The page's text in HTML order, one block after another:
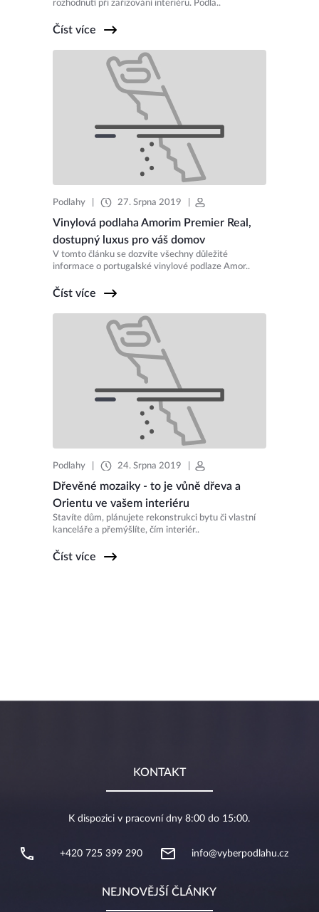
rozhodnutí při zařizování interiéru. Podla..
Číst více
Podlahy 27. Srpna 2019
Vinylová podlaha Amorim Premier Real,
dostupný luxus pro váš domov
V tomto článku se dozvíte všechny důležité
informace o portugalské vinylové podlaze Amor..
Číst více
Podlahy 24. Srpna 2019
Dřevěné mozaiky - to je vůně dřeva a
Orientu ve vašem interiéru
Stavíte dům, plánujete rekonstrukci bytu či vlastní
kanceláře a přemýšlíte, čím interiér..
Číst více
KONTAKT
K dispozici v pracovní dny 8:00 do 15:00.
+420 725 399 290 info@vyberpodlahu.cz
NEJNOVĚJŠÍ ČLÁNKY